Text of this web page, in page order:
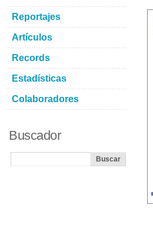
Reportajes
Artículos
Records
Estadísticas
Colaboradores
Buscador